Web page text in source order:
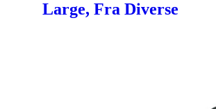
Large, Fra Diverse